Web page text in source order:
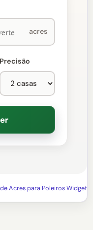
acres
Precisão
Acres para Poleiros Widget